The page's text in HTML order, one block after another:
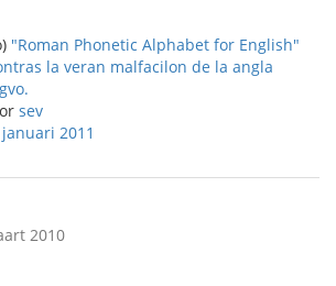
"Roman Phonetic Alphabet for English"
la veran malfacilon de la angla
sev
2011
2010